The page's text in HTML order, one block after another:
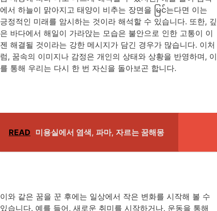
에서 하늘이 맑아지고 태양이 비추는 장면을 မြင်는다면 이는
긍정적인 미래를 암시하는 것이라 해석할 수 있습니다. 또한, 깊
은 바다에서 해일이 가라앉는 모습은 불안으로 인한 고통이 이
젠 해결될 것이라는 강한 메시지가 담긴 경우가 많습니다. 이처
럼, 꿈속의 이미지나 감정은 개인의 상태와 상황을 반영하며, 이
를 통해 우리는 다시 한 번 자신을 돌아보곤 합니다.
READ 미용실에서 염색, 파마, 자르는 꿈해몽
이와 같은 꿈을 꾼 후에는 일상에서 작은 변화를 시작해 볼 수
있습니다. 예를 들어, 새로운 취미를 시작하거나, 운동을 통해